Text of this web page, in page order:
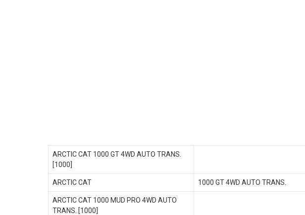
ARCTIC CAT 1000 GT 4WD AUTO TRANS.
[1000]
ARCTIC CAT 1000 GT 4WD AUTO TRANS.
ARCTIC CAT 1000 MUD PRO 4WD AUTO
TRANS. [1000]